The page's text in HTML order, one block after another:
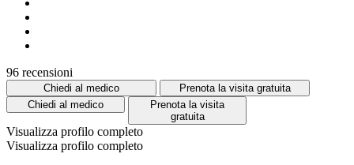
96 recensioni
Chiedi al medico
Prenota la visita gratuita
Chiedi al medico
Prenota la visita
gratuita
Visualizza profilo completo
Visualizza profilo completo